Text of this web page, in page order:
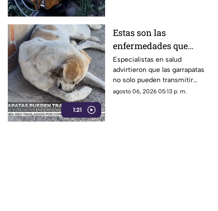
1:21
Estas son las
enfermedades que
pueden ser
transmitidas por
garrapatas; emiten
recomendaciones
Especialistas en salud
advirtieron que las garrapatas
no solo pueden transmitir
rickettsiosis.
agosto 06, 2026 05:13 p. m.